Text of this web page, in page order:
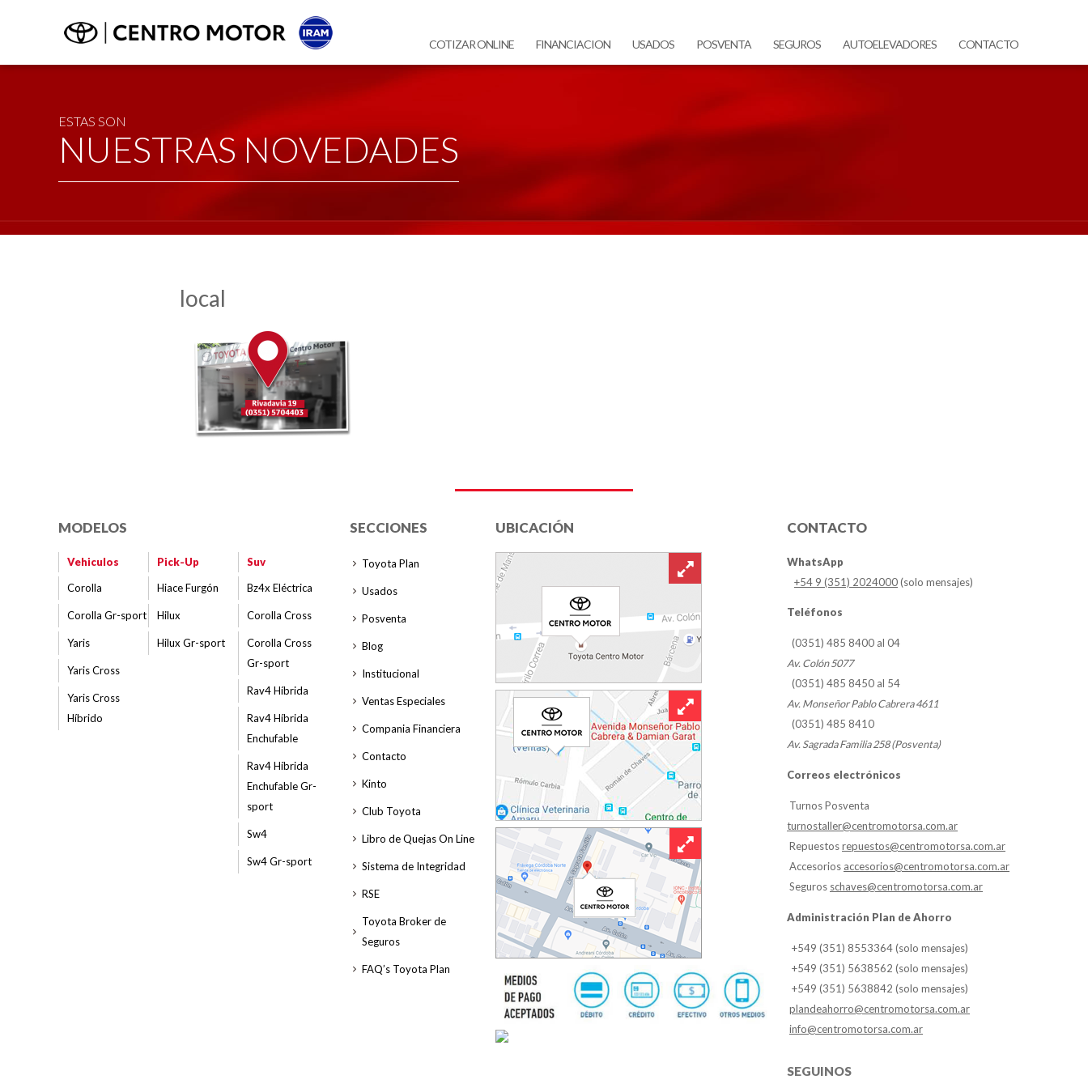
COTIZAR ONLINE FINANCIACION USADOS POSVENTA SEGUROS AUTOELEVADORES CONTACTO
ESTAS SON
NUESTRAS NOVEDADES
local
MODELOS
Vehiculos
Corolla
Corolla Gr-sport
Yaris
Yaris Cross
Yaris Cross
Híbrido
Pick-Up
Hiace Furgón
Hilux
Hilux Gr-sport
Suv
Bz4x Eléctrica
Corolla Cross
Corolla Cross
Gr-sport
Rav4 Híbrida
Rav4 Híbrida
Enchufable
Rav4 Híbrida
Enchufable Gr-
sport
Sw4
Sw4 Gr-sport
SECCIONES
Toyota Plan
Usados
Posventa
Blog
Institucional
Ventas Especiales
Compania Financiera
Contacto
Kinto
Club Toyota
Libro de Quejas On Line
Sistema de Integridad
RSE
Toyota Broker de
Seguros
FAQ’s Toyota Plan
UBICACIÓN CONTACTO
WhatsApp
+54 9 (351) 2024000(solo mensajes)
Teléfonos
(0351) 485 8400 al 04
Av. Colón 5077
(0351) 485 8450 al 54
Av. Monseñor Pablo Cabrera 4611
(0351) 485 8410
Av. Sagrada Familia 258 (Posventa)
Correos electrónicos
Turnos Posventa
turnostaller@centromotorsa.com.ar
Repuestosrepuestos@centromotorsa.com.ar
Accesorios accesorios@centromotorsa.com.ar
Seguros schaves@centromotorsa.com.ar
Administración Plan de Ahorro
+549 (351) 8553364 (solo mensajes)
+549 (351) 5638562 (solo mensajes)
+549 (351) 5638842 (solo mensajes)
plandeahorro@centromotorsa.com.ar
info@centromotorsa.com.ar
SEGUINOS